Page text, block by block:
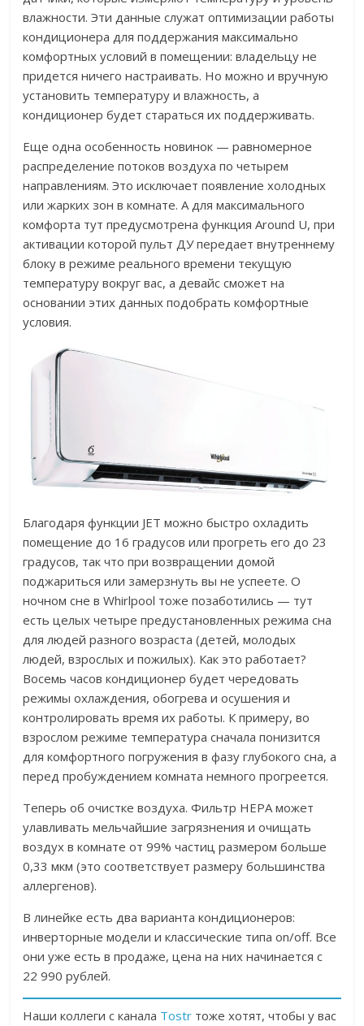
влажности. Эти данные служат оптимизации работы
кондиционера для поддержания максимально
комфортных условий в помещении: владельцу не
придется ничего настраивать. Но можно и вручную
установить температуру и влажность, а
кондиционер будет стараться их поддерживать.
Еще одна особенность новинок — равномерное
распределение потоков воздуха по четырем
направлениям. Это исключает появление холодных
или жарких зон в комнате. А для максимального
комфорта тут предусмотрена функция Around U, при
активации которой пульт ДУ передает внутреннему
блоку в режиме реального времени текущую
температуру вокруг вас, а девайс сможет на
основании этих данных подобрать комфортные
условия.
Благодаря функции JET можно быстро охладить
помещение до 16 градусов или прогреть его до 23
градусов, так что при возвращении домой
поджариться или замерзнуть вы не успеете. О
ночном сне в Whirlpool тоже позаботились — тут
есть целых четыре предустановленных режима сна
для людей разного возраста (детей, молодых
людей, взрослых и пожилых). Как это работает?
Восемь часов кондиционер будет чередовать
режимы охлаждения, обогрева и осушения и
контролировать время их работы. К примеру, во
взрослом режиме температура сначала понизится
для комфортного погружения в фазу глубокого сна, а
перед пробуждением комната немного прогреется.
Теперь об очистке воздуха. Фильтр НЕРА может
улавливать мельчайшие загрязнения и очищать
воздух в комнате от 99% частиц размером больше
0,33 мкм (это соответствует размеру большинства
аллергенов).
В линейке есть два варианта кондиционеров:
инверторные модели и классические типа on/off. Все
они уже есть в продаже, цена на них начинается с
22 990 рублей.
Наши коллеги с канала Tostr тоже хотят, чтобы у вас